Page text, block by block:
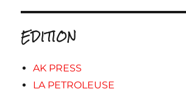
EDITION
AK PRESS
LA PETROLEUSE